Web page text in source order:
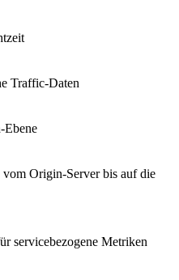
Traffic-Daten
Ebene
Origin-Server bis auf die
servicebezogene Metriken